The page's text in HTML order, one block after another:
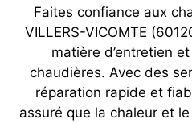
Faites confiance aux
VILLERS-VICOMTE
matière d’entretien
chaudières. Avec des
réparation rapide et
assuré que la chaleur et